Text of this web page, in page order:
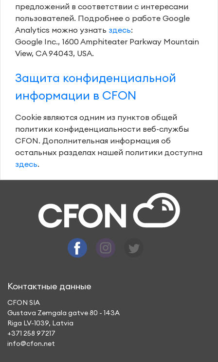
предложений в соответствии с интересами
пользователей. Подробнее о работе Google
Analytics можно узнать здесь:
Google Inc., 1600 Amphiteater Parkway Mountain
View, CA 94043, USA.
Защита конфиденциальной
информации в CFON
Cookie являются одним из пунктов общей
политики конфиденциальности веб-службы
CFON. Дополнительная информация об
остальных разделах нашей политики доступна
здесь.
Контактные данные
CFON SIA
Gustava Zemgala gatve 80 - 143A
Riga LV-1039, Latvia
+371 258 97217
info@cfon.net